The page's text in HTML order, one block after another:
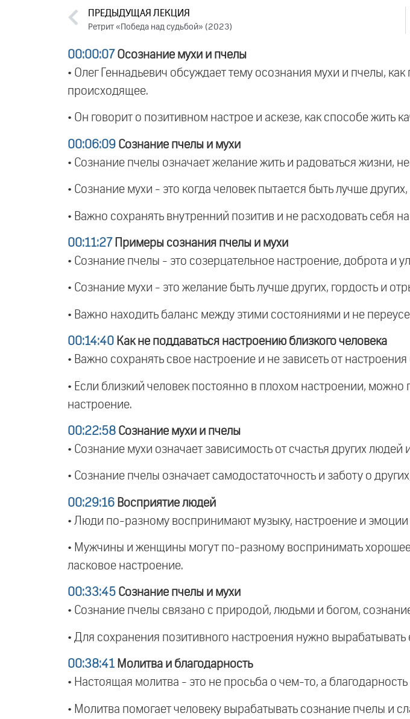
ПРЕДЫДУЩАЯ ЛЕКЦИЯ
Ретрит «Победа над судьбой» (2023)
00:00:07 Осознание мухи и пчелы
• Олег Геннадьевич обсуждает тему осознания мухи и пчелы,
происходящее.
• Он говорит о позитивном настрое и аскезе, как способе жить
00:06:09 Сознание пчелы и мухи
• Сознание пчелы означает желание жить и радоваться жизни,
• Сознание мухи - это когда человек пытается быть лучше
• Важно сохранять внутренний позитив и не расходовать себя
00:11:27 Примеры сознания пчелы и мухи
• Сознание пчелы - это созерцательное настроение, доброта и
• Сознание мухи - это желание быть лучше других, гордость и
• Важно находить баланс между этими состояниями и не
00:14:40 Как не поддаваться настроению близкого человека
• Важно сохранять свое настроение и не зависеть от настроения
• Если близкий человек постоянно в плохом настроении, можно
настроение.
00:22:58 Сознание мухи и пчелы
• Сознание мухи означает зависимость от счастья других
• Сознание пчелы означает самодостаточность и заботу о
00:29:16 Восприятие людей
• Люди по-разному воспринимают музыку, настроение и эмоции
• Мужчины и женщины могут по-разному воспринимать
ласковое настроение.
00:33:45 Сознание пчелы и мухи
• Сознание пчелы связано с природой, людьми и богом,
• Для сохранения позитивного настроения нужно вырабатывать
00:38:41 Молитва и благодарность
• Настоящая молитва - это не просьба о чем-то, а
• Молитва помогает человеку вырабатывать сознание пчелы и